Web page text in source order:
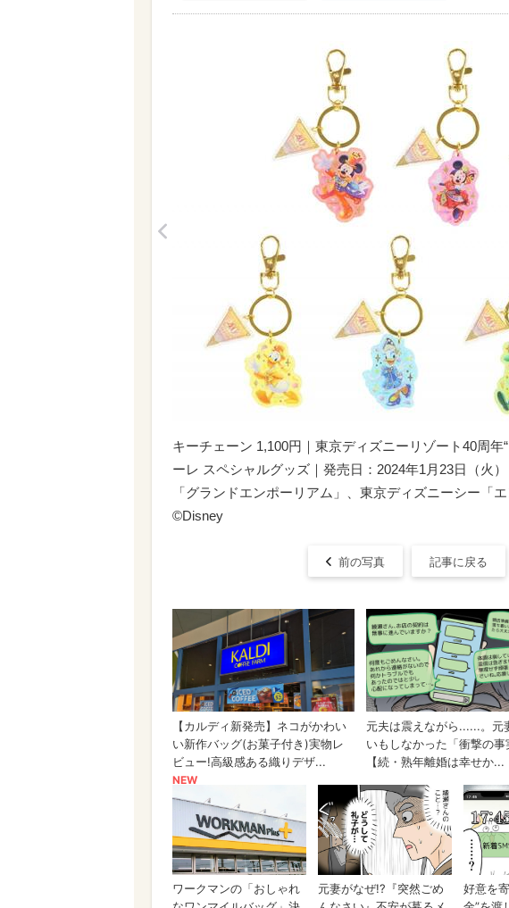
キーチェーン 1,100円｜東京ディズニーリゾート40周
ーレ スペシャルグッズ｜発売日：2024年1月23日（火
「グランドエンポーリアム」、東京ディズニーシー「エ
©︎Disney
前の写真 記事に戻る